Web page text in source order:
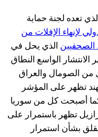
تعده لجنة حماية
لإنهاء الإفلات من
الصحفيين الذي يحل في
الانتشار الواسع النطاق
الصومال والعراق
تظهر على المؤشر
منذ إطلاقه في عام 2008. كما أصبحت كل من سوريا
تظهر باستمرار على
بشأن استمرار